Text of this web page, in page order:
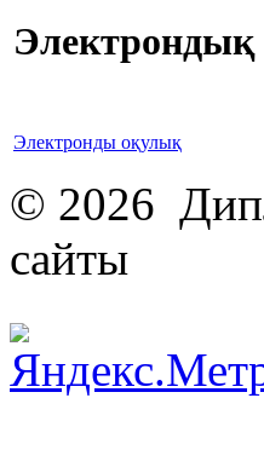
Электронды оқулық
© 2026
сайты